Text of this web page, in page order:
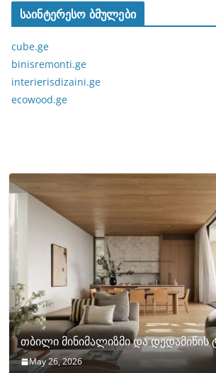
საინტერესო ბმულები
cube.ge
binisremonti.ge
interierisdizaini.ge
ecowood.ge
თბილი მინიმალიზმი და დედამიწის
May 26, 2026